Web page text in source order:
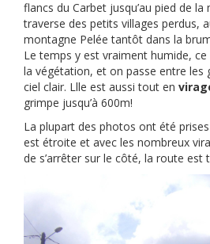
flancs du Carbet jusqu’au pied de
traverse des petits villages perdus,
montagne Pelée tantôt dans la
Le temps y est vraiment humide,
la végétation, et on passe entre les
ciel clair. Llle est aussi tout en
grimpe jusqu’à 600m!
La plupart des photos ont été
est étroite et avec les nombreux
de s’arrêter sur le côté, la route est